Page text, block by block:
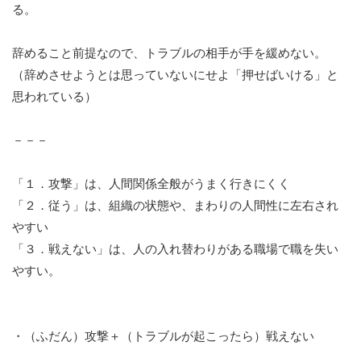
る。
辞めること前提なので、トラブルの相手が手を緩めない。
（辞めさせようとは思っていないにせよ「押せばいける」と
思われている）
－－－
「１．攻撃」は、人間関係全般がうまく行きにくく
「２．従う」は、組織の状態や、まわりの人間性に左右され
やすい
「３．戦えない」は、人の入れ替わりがある職場で職を失い
やすい。
・（ふだん）攻撃＋（トラブルが起こったら）戦えない